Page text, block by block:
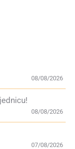
08/08/2026
08/08/2026
07/08/2026